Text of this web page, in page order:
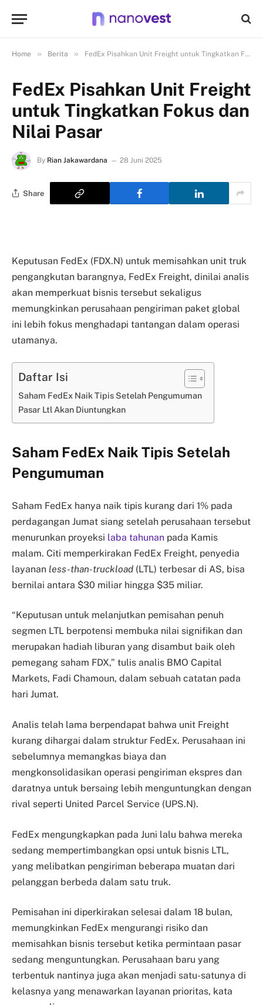
Home » Berita » FedEx Pisahkan Unit Freight untuk Tingkatkan Fokus dan Nilai Pasar
FedEx Pisahkan Unit Freight
untuk Tingkatkan Fokus dan
Nilai Pasar
By Rian Jakawardana 28 Juni 2025
Share
Keputusan FedEx (FDX.N) untuk memisahkan unit truk
pengangkutan barangnya, FedEx Freight, dinilai analis
akan memperkuat bisnis tersebut sekaligus
memungkinkan perusahaan pengiriman paket global
ini lebih fokus menghadapi tantangan dalam operasi
utamanya.
Daftar Isi
Saham FedEx Naik Tipis Setelah Pengumuman
Pasar Ltl Akan Diuntungkan
Saham FedEx Naik Tipis Setelah
Pengumuman
Saham FedEx hanya naik tipis kurang dari 1% pada
perdagangan Jumat siang setelah perusahaan tersebut
menurunkan proyeksi laba tahunan pada Kamis
malam. Citi memperkirakan FedEx Freight, penyedia
layanan less-than-truckload (LTL) terbesar di AS, bisa
bernilai antara $30 miliar hingga $35 miliar.
“Keputusan untuk melanjutkan pemisahan penuh
segmen LTL berpotensi membuka nilai signifikan dan
merupakan hadiah liburan yang disambut baik oleh
pemegang saham FDX,” tulis analis BMO Capital
Markets, Fadi Chamoun, dalam sebuah catatan pada
hari Jumat.
Analis telah lama berpendapat bahwa unit Freight
kurang dihargai dalam struktur FedEx. Perusahaan ini
sebelumnya memangkas biaya dan
mengkonsolidasikan operasi pengiriman ekspres dan
daratnya untuk bersaing lebih menguntungkan dengan
rival seperti United Parcel Service (UPS.N).
FedEx mengungkapkan pada Juni lalu bahwa mereka
sedang mempertimbangkan opsi untuk bisnis LTL,
yang melibatkan pengiriman beberapa muatan dari
pelanggan berbeda dalam satu truk.
Pemisahan ini diperkirakan selesai dalam 18 bulan,
memungkinkan FedEx mengurangi risiko dan
memisahkan bisnis tersebut ketika permintaan pasar
sedang menguntungkan. Perusahaan baru yang
terbentuk nantinya juga akan menjadi satu-satunya di
kelasnya yang menawarkan layanan prioritas, kata